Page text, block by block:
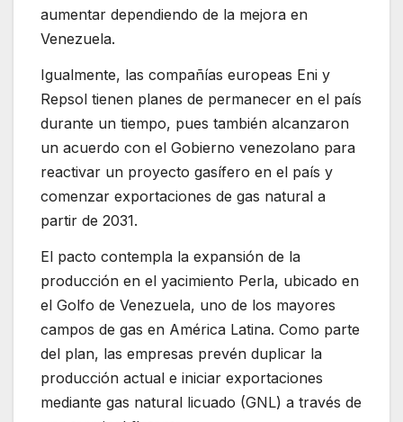
aumentar dependiendo de la mejora en
Venezuela.
Igualmente, las compañías europeas Eni y
Repsol tienen planes de permanecer en el país
durante un tiempo, pues también alcanzaron
un acuerdo con el Gobierno venezolano para
reactivar un proyecto gasífero en el país y
comenzar exportaciones de gas natural a
partir de 2031.
El pacto contempla la expansión de la
producción en el yacimiento Perla, ubicado en
el Golfo de Venezuela, uno de los mayores
campos de gas en América Latina. Como parte
del plan, las empresas prevén duplicar la
producción actual e iniciar exportaciones
mediante gas natural licuado (GNL) a través de